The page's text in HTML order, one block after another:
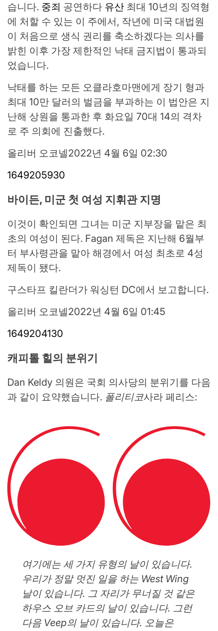
습니다. 중죄 공연하다 유산 최대 10년의 징역형
에 처할 수 있는 이 주에서, 작년에 미국 대법원
이 처음으로 생식 권리를 축소하겠다는 의사를
밝힌 이후 가장 제한적인 낙태 금지법이 통과되
었습니다.
낙태를 하는 모든 오클라호마맨에게 장기 형과
최대 10만 달러의 벌금을 부과하는 이 법안은 지
난해 상원을 통과한 후 화요일 70대 14의 격차
로 주 의회에 진출했다.
올리버 오코넬2022년 4월 6일 02:30
1649205930
바이든, 미군 첫 여성 지휘관 지명
이것이 확인되면 그녀는 미군 지부장을 맡은 최
초의 여성이 된다. Fagan 제독은 지난해 6월부
터 부사령관을 맡아 해경에서 여성 최초로 4성
제독이 됐다.
구스타프 킬란더가 워싱턴 DC에서 보고합니다.
올리버 오코넬2022년 4월 6일 01:45
1649204130
캐피톨 힐의 분위기
Dan Keldy 의원은 국회 의사당의 분위기를 다음
과 같이 요약했습니다. 폴리티코사라 페리스:
여기에는 세 가지 유형의 날이 있습니다.
우리가 정말 멋진 일을 하는 West Wing
날이 있습니다. 그 자리가 무너질 것 같은
하우스 오브 카드의 날이 있습니다. 그런
다음 Veep의 날이 있습니다. 오늘은